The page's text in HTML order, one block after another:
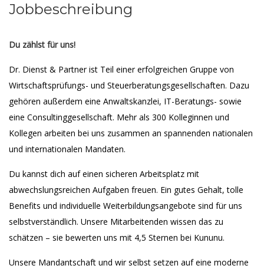
Jobbeschreibung
Du zählst für uns!
Dr. Dienst & Partner ist Teil einer erfolgreichen Gruppe von
Wirtschaftsprüfungs- und Steuerberatungsgesellschaften. Dazu
gehören außerdem eine Anwaltskanzlei, IT-Beratungs- sowie
eine Consultinggesellschaft. Mehr als 300 Kolleginnen und
Kollegen arbeiten bei uns zusammen an spannenden nationalen
und internationalen Mandaten.
Du kannst dich auf einen sicheren Arbeitsplatz mit
abwechslungsreichen Aufgaben freuen. Ein gutes Gehalt, tolle
Benefits und individuelle Weiterbildungsangebote sind für uns
selbstverständlich. Unsere Mitarbeitenden wissen das zu
schätzen – sie bewerten uns mit 4,5 Sternen bei Kununu.
Unsere Mandantschaft und wir selbst setzen auf eine moderne